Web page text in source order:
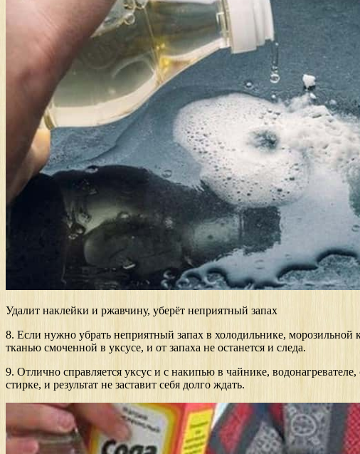
Удалит наклейки и ржавчину, уберёт неприятный запах
8. Если нужно убрать неприятный запах в холодильнике,
тканью смоченной в уксусе, и от запаха не останется и следа.
9. Отлично справляется уксус и с накипью в чайнике,
стирке, и результат не заставит себя долго ждать.